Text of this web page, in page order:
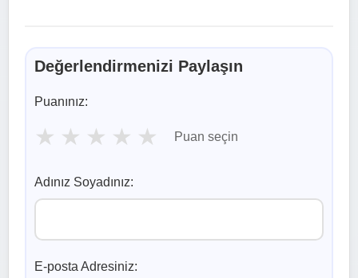
Değerlendirmenizi Paylaşın
Puanınız:
★ ★ ★ ★ ★ Puan seçin
Adınız Soyadınız:
E-posta Adresiniz: